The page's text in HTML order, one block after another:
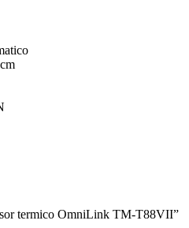
termico OmniLink TM-T88VII”